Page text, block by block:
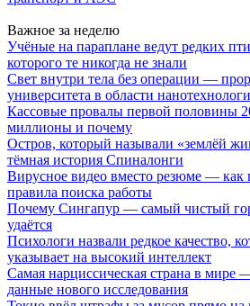
Важное за неделю
Учёные на параплане ведут редких
которого те никогда не знали
Свет внутри тела без операции —
университета в области
Кассовые провалы первой половины
миллионы и почему
Остров, который называли «землёй
тёмная история Спиналонги
Вирусное видео вместо резюме — как
правила поиска работы
Почему Сингапур — самый чистый
удаётся
Психологи назвали редкое качество,
указывает на высокий интеллект
Самая нарциссическая страна в
данные нового исследования